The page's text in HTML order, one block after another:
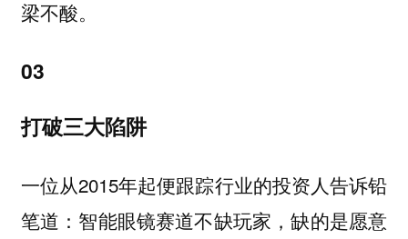
梁不酸。
03
打破三大陷阱
一位从2015年起便跟踪行业的投资人告诉铅
笔道：智能眼镜赛道不缺玩家，缺的是愿意